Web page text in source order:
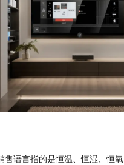
售语言指的是恒温、恒湿、恒